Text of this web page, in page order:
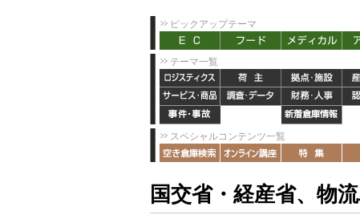
ピックアップテーマ
テーマ一覧
スペシャルコンテンツ一覧
国交省・経産省、物